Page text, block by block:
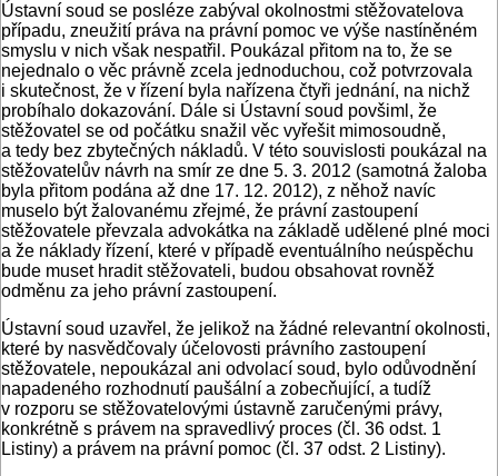
Ústavní soud se posléze zabýval okolnostmi stěžovatelova
případu, zneužití práva na právní pomoc ve výše nastíněném
smyslu v nich však nespatřil. Poukázal přitom na to, že se
nejednalo o věc právně zcela jednoduchou, což potvrzovala
i skutečnost, že v řízení byla nařízena čtyři jednání, na nichž
probíhalo dokazování. Dále si Ústavní soud povšiml, že
stěžovatel se od počátku snažil věc vyřešit mimosoudně,
a tedy bez zbytečných nákladů. V této souvislosti poukázal na
stěžovatelův návrh na smír ze dne 5. 3. 2012 (samotná žaloba
byla přitom podána až dne 17. 12. 2012), z něhož navíc
muselo být žalovanému zřejmé, že právní zastoupení
stěžovatele převzala advokátka na základě udělené plné moci
a že náklady řízení, které v případě eventuálního neúspěchu
bude muset hradit stěžovateli, budou obsahovat rovněž
odměnu za jeho právní zastoupení.
Ústavní soud uzavřel, že jelikož na žádné relevantní okolnosti,
které by nasvědčovaly účelovosti právního zastoupení
stěžovatele, nepoukázal ani odvolací soud, bylo odůvodnění
napadeného rozhodnutí paušální a zobecňující, a tudíž
v rozporu se stěžovatelovými ústavně zaručenými právy,
konkrétně s právem na spravedlivý proces (čl. 36 odst. 1
Listiny) a právem na právní pomoc (čl. 37 odst. 2 Listiny).